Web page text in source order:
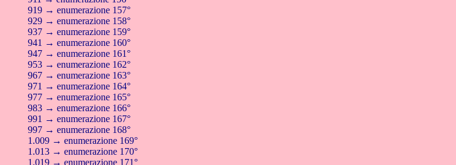
919 → enumerazione 157°
929 → enumerazione 158°
937 → enumerazione 159°
941 → enumerazione 160°
947 → enumerazione 161°
953 → enumerazione 162°
967 → enumerazione 163°
971 → enumerazione 164°
977 → enumerazione 165°
983 → enumerazione 166°
991 → enumerazione 167°
997 → enumerazione 168°
1.009 → enumerazione 169°
1.013 → enumerazione 170°
1.019 → enumerazione 171°